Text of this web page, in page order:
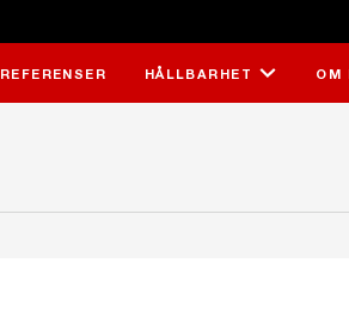
REFERENSER HÅLLBARHET OM